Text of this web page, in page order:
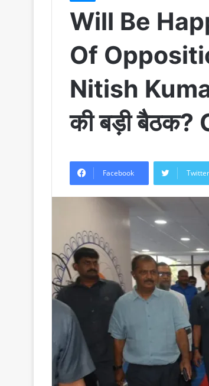
Will Be
Of
Nitish Kumar
की बड़ी बैठक?
Facebook Twitter